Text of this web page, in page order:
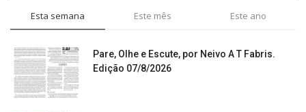
Esta semana Este mês Este ano
Pare, Olhe e Escute, por Neivo A T Fabris.
Edição 07/8/2026